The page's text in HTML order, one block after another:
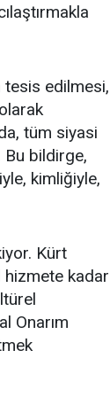
tesis edilmesi,
tüm siyasi
Bu bildirge,
kimliğiyle,
Kürt
hizmete kadar
Onarım